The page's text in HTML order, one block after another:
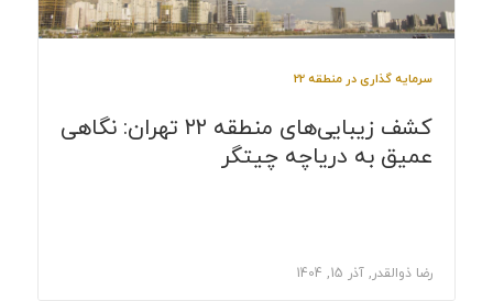
سرمایه گذاری در منطقه 22
کشف زیبایی‌های منطقه ۲۲ تهران: نگاهی
عمیق به دریاچه چیتگر
رضا ذوالقدر, آذر 15, 1404